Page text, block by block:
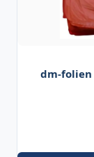
dm-folien